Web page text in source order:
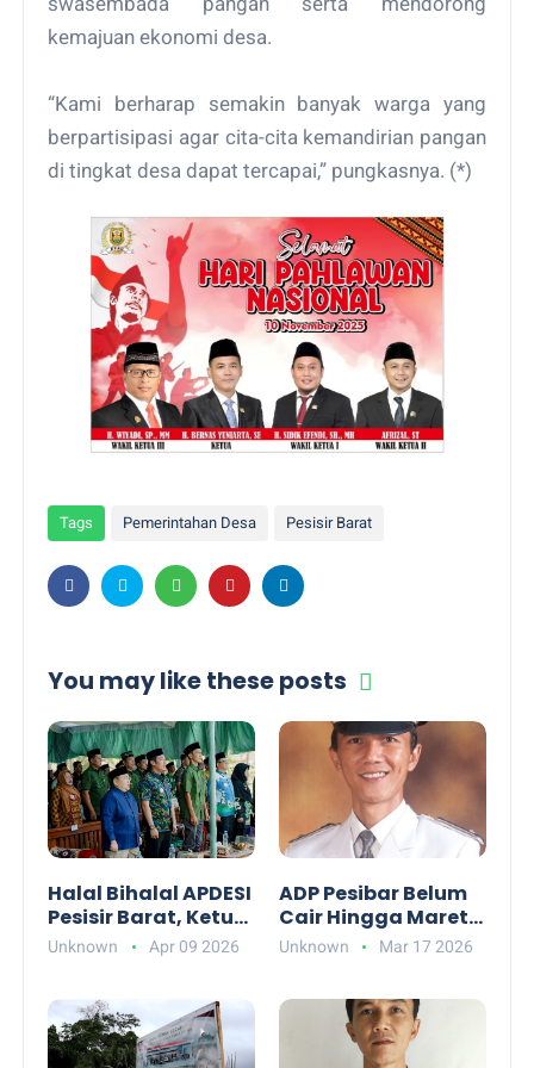
kemajuan ekonomi desa.
“Kami berharap semakin banyak warga yang
berpartisipasi agar cita-cita kemandirian pangan
di tingkat desa dapat tercapai,” pungkasnya. (*)
Tags Pemerintahan Desa Pesisir Barat
You may like these posts
Halal Bihalal APDESI
Pesisir Barat, Ketua
: Ajang Silaturahmi
jadi Wadah Sinergi
Maksimal
Unknown Apr 09 2026
ADP Pesibar Belum
Cair Hingga Maret
2026, Apdesi
Prioritas
Unknown Mar 17 2026